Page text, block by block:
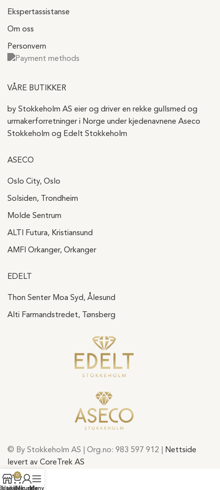
Ekspertassistanse
Om oss
Personvern
VÅRE BUTIKKER
by Stokkeholm AS eier og driver en rekke gullsmed og
urmakerforretninger i Norge under kjedenavnene Aseco
Stokkeholm og Edelt Stokkeholm
ASECO
Oslo City, Oslo
Solsiden, Trondheim
Molde Sentrum
ALTI Futura, Kristiansund
AMFI Orkanger, Orkanger
EDELT
Thon Senter Moa Syd, Ålesund
Alti Farmandstredet, Tønsberg
© By Stokkeholm AS | Org.no: 983 597 912 |
Nettside
levert av CoreTrek AS
0
Handlekurv
Min side
Meny